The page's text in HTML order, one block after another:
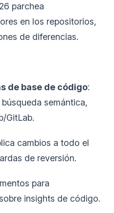
parchea
en los repositorios,
de diferencias.
de base de código:
semántica,
GitLab.
cambios a todo el
de reversión.
para
insights de código.